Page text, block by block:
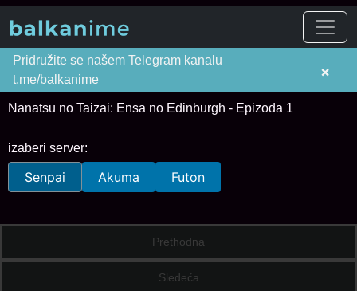
Pridružite se našem Telegram kanalu
t.me/balkanime
×
Nanatsu no Taizai: Ensa no Edinburgh - Epizoda 1
izaberi server:
Senpai Akuma Futon
Prethodna
Sledeća